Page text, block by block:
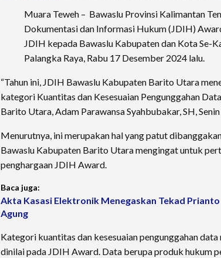
Muara Teweh – Bawaslu Provinsi Kalimantan
Dokumentasi dan Informasi Hukum (JDIH)
JDIH kepada Bawaslu Kabupaten dan Kota Se-
Palangka Raya, Rabu 17 Desember 2024 lalu.
“Tahun ini, JDIH Bawaslu Kabupaten Barito Utara
kategori Kuantitas dan Kesesuaian Pengunggahan
Barito Utara, Adam Parawansa Syahbubakar, SH,
Menurutnya, ini merupakan hal yang patut
Bawaslu Kabupaten Barito Utara mengingat untuk
penghargaan JDIH Award.
Baca juga:
Akta Kasasi Elektronik Menegaskan Tekad
Agung
Kategori kuantitas dan kesesuaian pengunggahan
dinilai pada JDIH Award. Data berupa produk hukum